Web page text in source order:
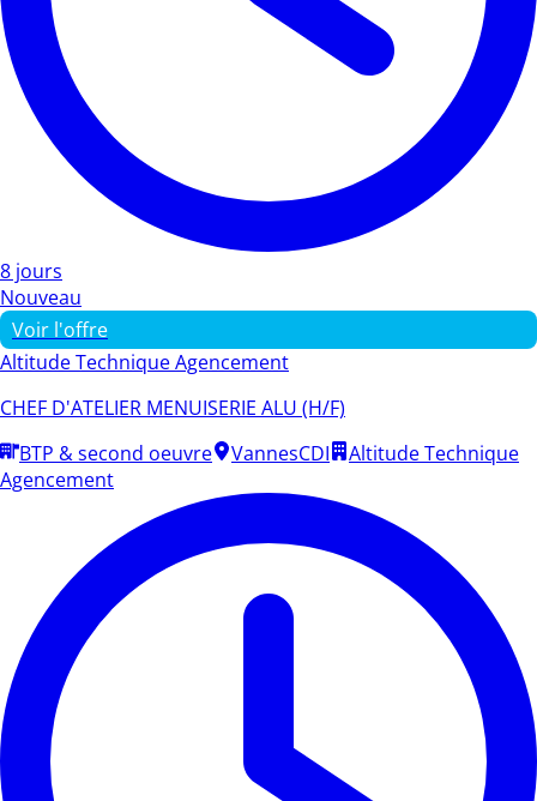
8 jours
Nouveau
Voir l'offre
Altitude Technique Agencement
CHEF D'ATELIER MENUISERIE ALU (H/F)
BTP & second oeuvre
VannesCDI
Altitude Technique
Agencement